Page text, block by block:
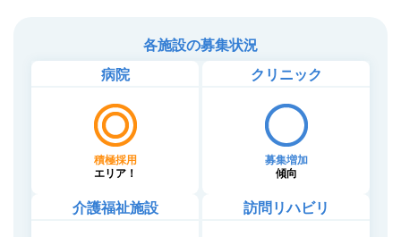
各施設の募集状況
病院
積極採用
エリア！
クリニック
募集増加
傾向
介護福祉施設 訪問リハビリ